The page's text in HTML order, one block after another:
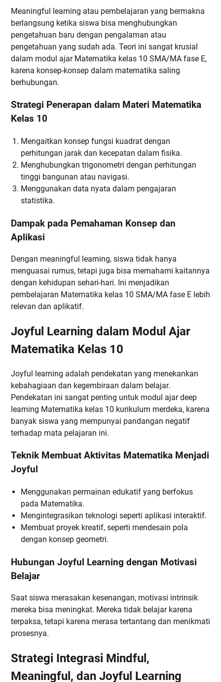
Meaningful learning atau pembelajaran yang bermakna
berlangsung ketika siswa bisa menghubungkan
pengetahuan baru dengan pengalaman atau
pengetahuan yang sudah ada. Teori ini sangat krusial
dalam modul ajar Matematika kelas 10 SMA/MA fase E,
karena konsep-konsep dalam matematika saling
berhubungan.
Strategi Penerapan dalam Materi Matematika
Kelas 10
Mengaitkan konsep fungsi kuadrat dengan
perhitungan jarak dan kecepatan dalam fisika.
Menghubungkan trigonometri dengan perhitungan
tinggi bangunan atau navigasi.
Menggunakan data nyata dalam pengajaran
statistika.
Dampak pada Pemahaman Konsep dan
Aplikasi
Dengan meaningful learning, siswa tidak hanya
menguasai rumus, tetapi juga bisa memahami kaitannya
dengan kehidupan sehari-hari. Ini menjadikan
pembelajaran Matematika kelas 10 SMA/MA fase E lebih
relevan dan aplikatif.
Joyful Learning dalam Modul Ajar
Matematika Kelas 10
Joyful learning adalah pendekatan yang menekankan
kebahagiaan dan kegembiraan dalam belajar.
Pendekatan ini sangat penting untuk modul ajar deep
learning Matematika kelas 10 kurikulum merdeka, karena
banyak siswa yang mempunyai pandangan negatif
terhadap mata pelajaran ini.
Teknik Membuat Aktivitas Matematika Menjadi
Joyful
Menggunakan permainan edukatif yang berfokus
pada Matematika.
Mengintegrasikan teknologi seperti aplikasi interaktif.
Membuat proyek kreatif, seperti mendesain pola
dengan konsep geometri.
Hubungan Joyful Learning dengan Motivasi
Belajar
Saat siswa merasakan kesenangan, motivasi intrinsik
mereka bisa meningkat. Mereka tidak belajar karena
terpaksa, tetapi karena merasa tertantang dan menikmati
prosesnya.
Strategi Integrasi Mindful,
Meaningful, dan Joyful Learning